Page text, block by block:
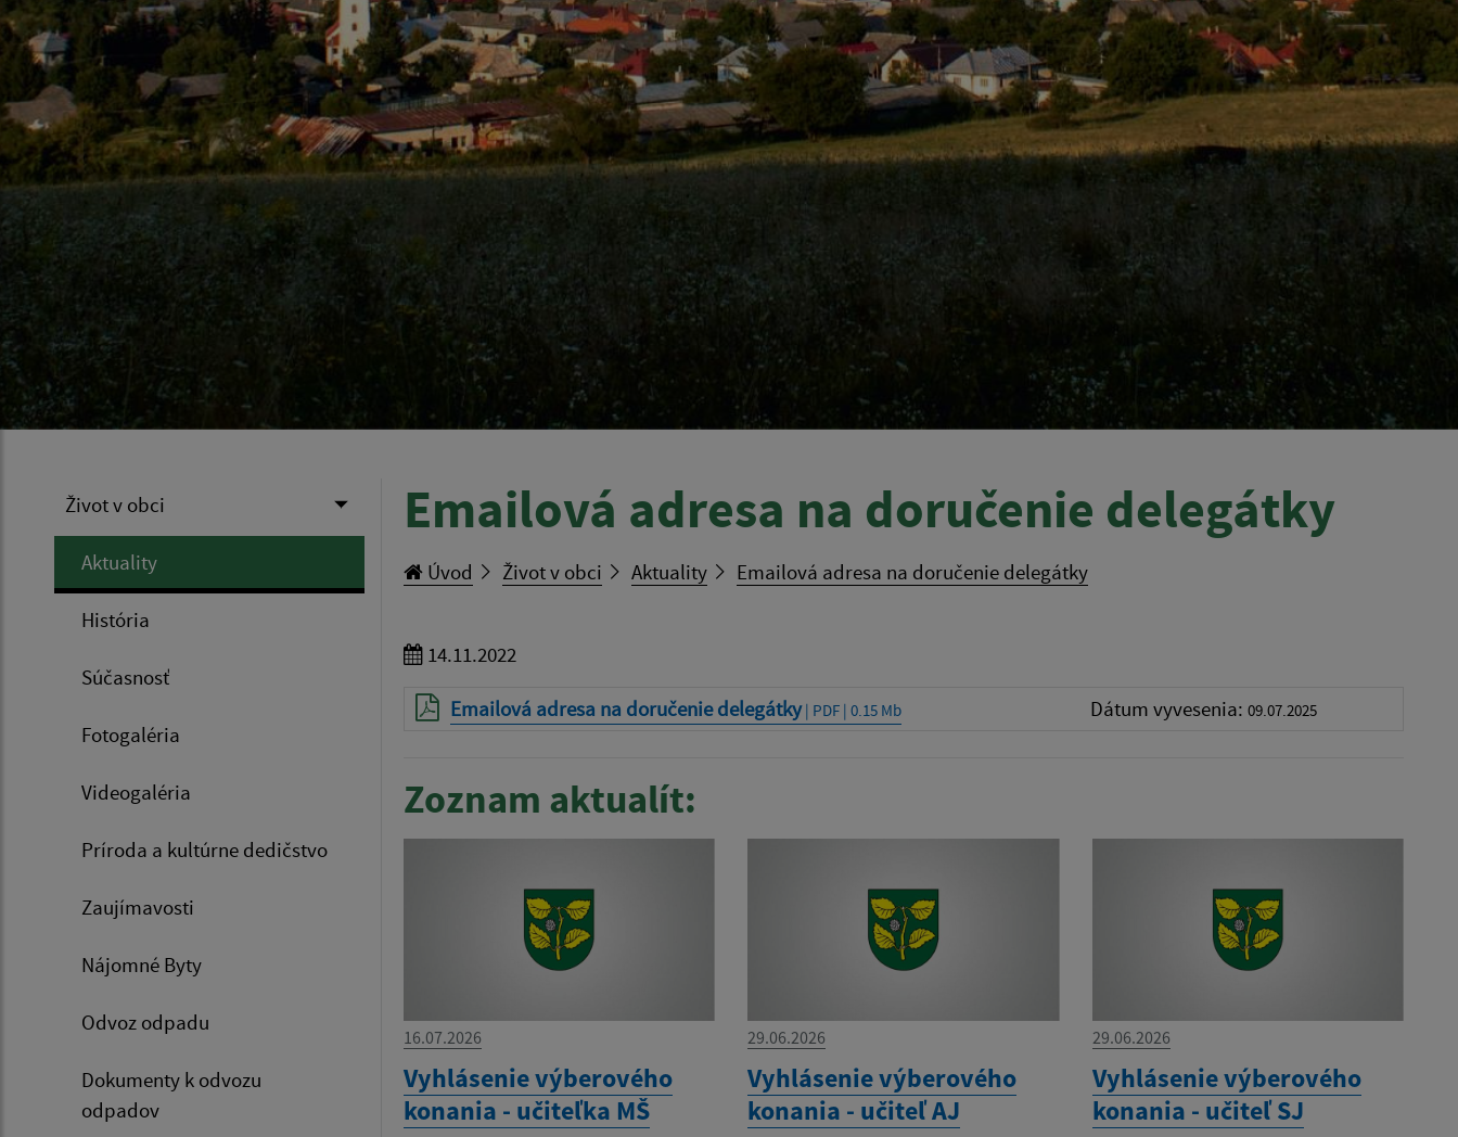
Život v obci
Aktuality
História
Súčasnosť
Fotogaléria
Videogaléria
Príroda a kultúrne dedičstvo
Zaujímavosti
Nájomné Byty
Odvoz odpadu
Dokumenty k odvozu
odpadov
Emailová adresa na doručenie delegátky
Úvod Život v obci Aktuality Emailová adresa na doručenie delegátky
14.11.2022
Emailová adresa na doručenie delegátky| PDF | 0.15 Mb Dátum vyvesenia: 09.07.2025
Zoznam aktualít:
16.07.2026
Vyhlásenie výberového
konania - učiteľka MŠ
29.06.2026
Vyhlásenie výberového
konania - učiteľ AJ
29.06.2026
Vyhlásenie výberového
konania - učiteľ SJ